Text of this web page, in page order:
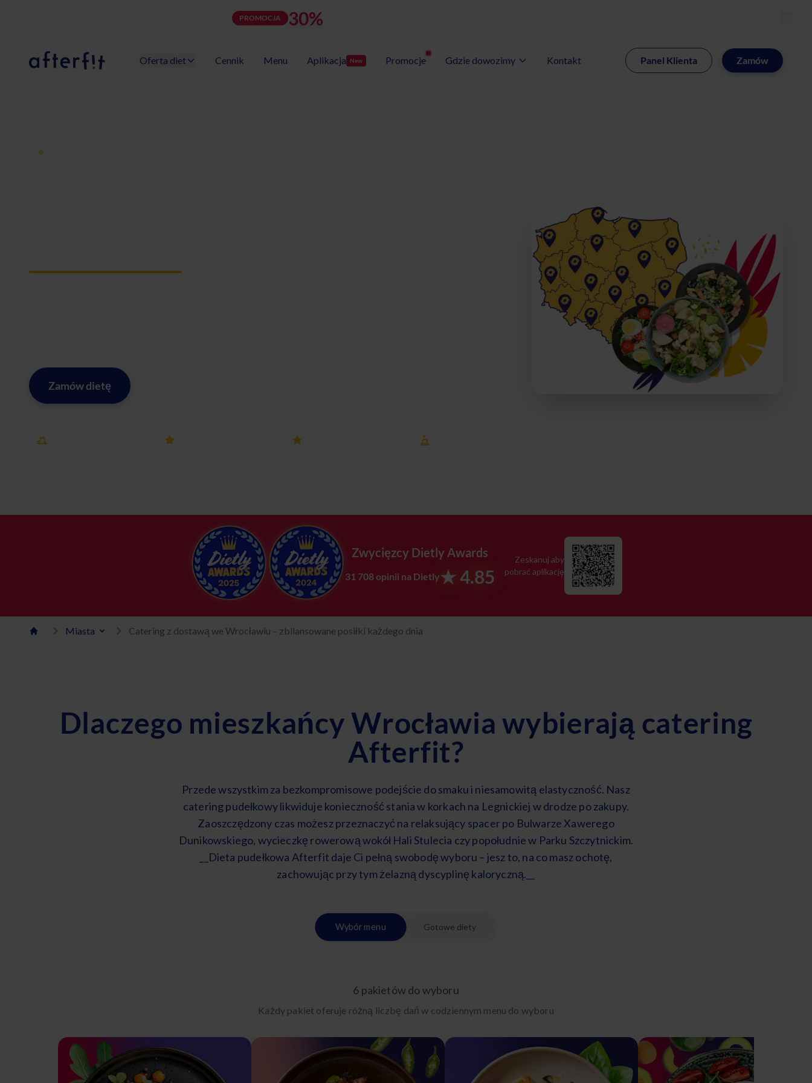
PROMOCJA 30%
Catering dietetyczny Afterfit
Oferta diet
Wybór Menu Gotowe programy diet
Cennik Menu Aplikacja New Promocje Gdzie dowozimy Kontakt Panel Klienta Zamów
Zamów dietę
Zwycięzcy Dietly Awards
31 708 opinii na Dietly★ 4.85
Zeskanuj aby
pobrać aplikację
Miasta Catering z dostawą we Wrocławiu – zbilansowane posiłki każdego dnia
Dlaczego mieszkańcy Wrocławia wybierają catering
Afterfit?
Przede wszystkim za bezkompromisowe podejście do smaku i niesamowitą elastyczność. Nasz
catering pudełkowy likwiduje konieczność stania w korkach na Legnickiej w drodze po zakupy.
Zaoszczędzony czas możesz przeznaczyć na relaksujący spacer po Bulwarze Xawerego
Dunikowskiego, wycieczkę rowerową wokół Hali Stulecia czy popołudnie w Parku Szczytnickim.
__Dieta pudełkowa Afterfit daje Ci pełną swobodę wyboru – jesz to, na co masz ochotę,
zachowując przy tym żelazną dyscyplinę kaloryczną.__
Wybór menu Gotowe diety
6 pakietów do wyboru
Każdy pakiet oferuje różną liczbę dań w codziennym menu do wyboru